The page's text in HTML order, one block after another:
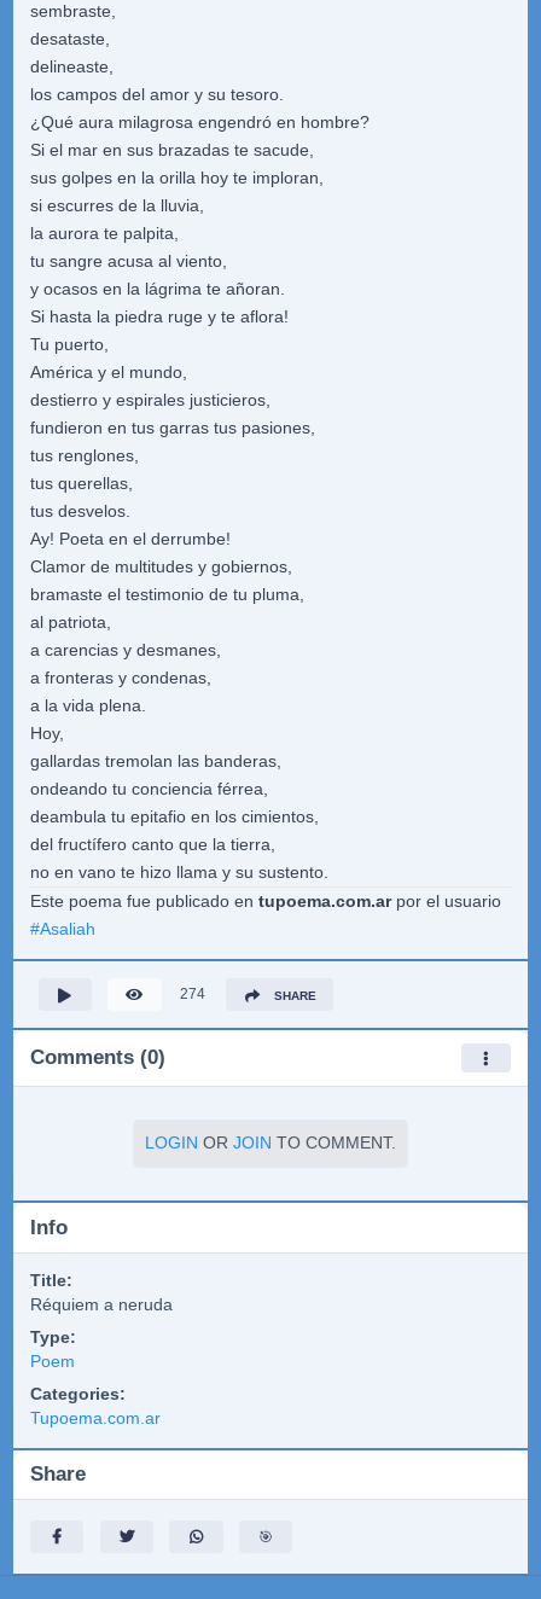
sembraste,
desataste,
delineaste,
los campos del amor y su tesoro.
¿Qué aura milagrosa engendró en hombre?
Si el mar en sus brazadas te sacude,
sus golpes en la orilla hoy te imploran,
si escurres de la lluvia,
la aurora te palpita,
tu sangre acusa al viento,
y ocasos en la lágrima te añoran.
Si hasta la piedra ruge y te aflora!
Tu puerto,
América y el mundo,
destierro y espirales justicieros,
fundieron en tus garras tus pasiones,
tus renglones,
tus querellas,
tus desvelos.
Ay! Poeta en el derrumbe!
Clamor de multitudes y gobiernos,
bramaste el testimonio de tu pluma,
al patriota,
a carencias y desmanes,
a fronteras y condenas,
a la vida plena.
Hoy,
gallardas tremolan las banderas,
ondeando tu conciencia férrea,
deambula tu epitafio en los cimientos,
del fructífero canto que la tierra,
no en vano te hizo llama y su sustento.
Este poema fue publicado en tupoema.com.arpor el usuario
#Asaliah
274 SHARE
Comments (0)
LOGIN OR JOIN TO COMMENT.
Info
Title:
Réquiem a neruda
Type:
Poem
Categories:
Tupoema.com.ar
Share
🎯